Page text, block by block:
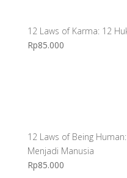
12 Laws of Karma: 12
Rp85.000
12 Laws of Being
Menjadi Manusia
Rp85.000